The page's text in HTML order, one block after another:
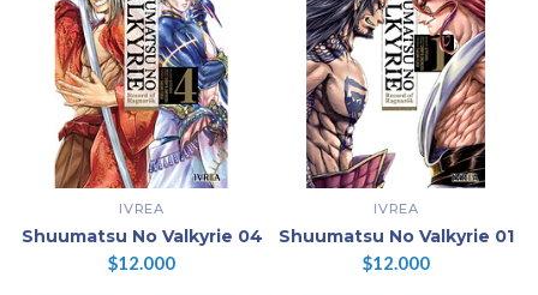
IVREA
Shuumatsu No Valkyrie 04
$12.000
IVREA
Shuumatsu No Valkyrie 01
$12.000